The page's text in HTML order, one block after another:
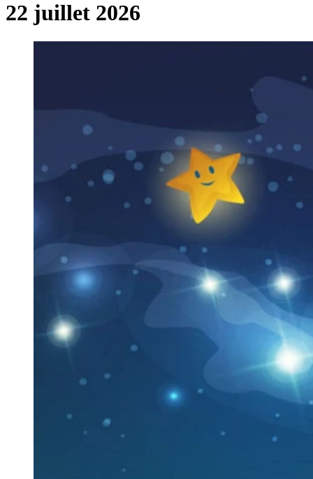
22 juillet 2026